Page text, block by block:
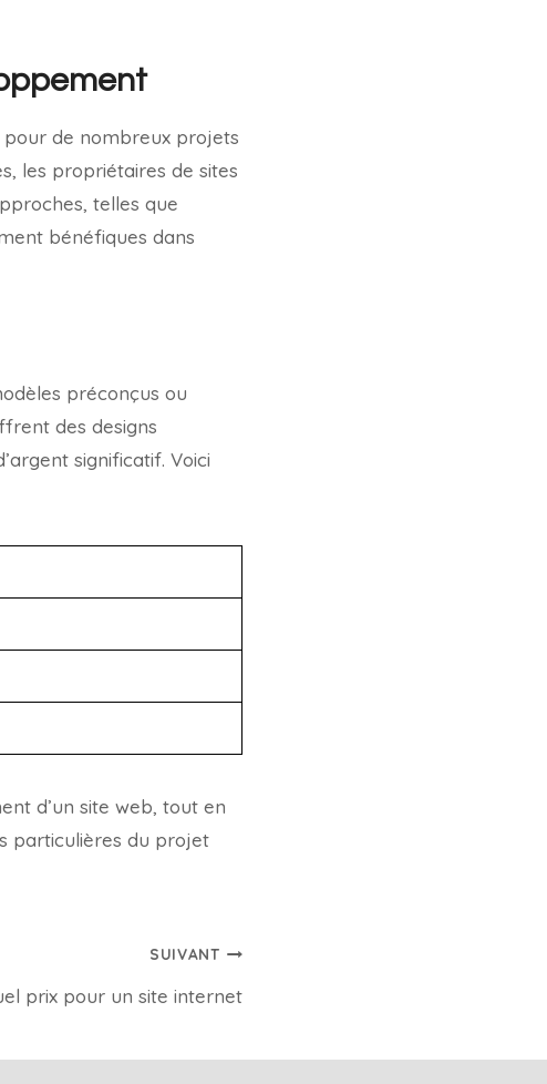
pour de nombreux projets
les propriétaires de sites
telles que
bénéfiques dans
préconçus ou
des designs
significatif. Voici
d’un site web, tout en
particulières du projet
SUIVANT
prix pour un site internet